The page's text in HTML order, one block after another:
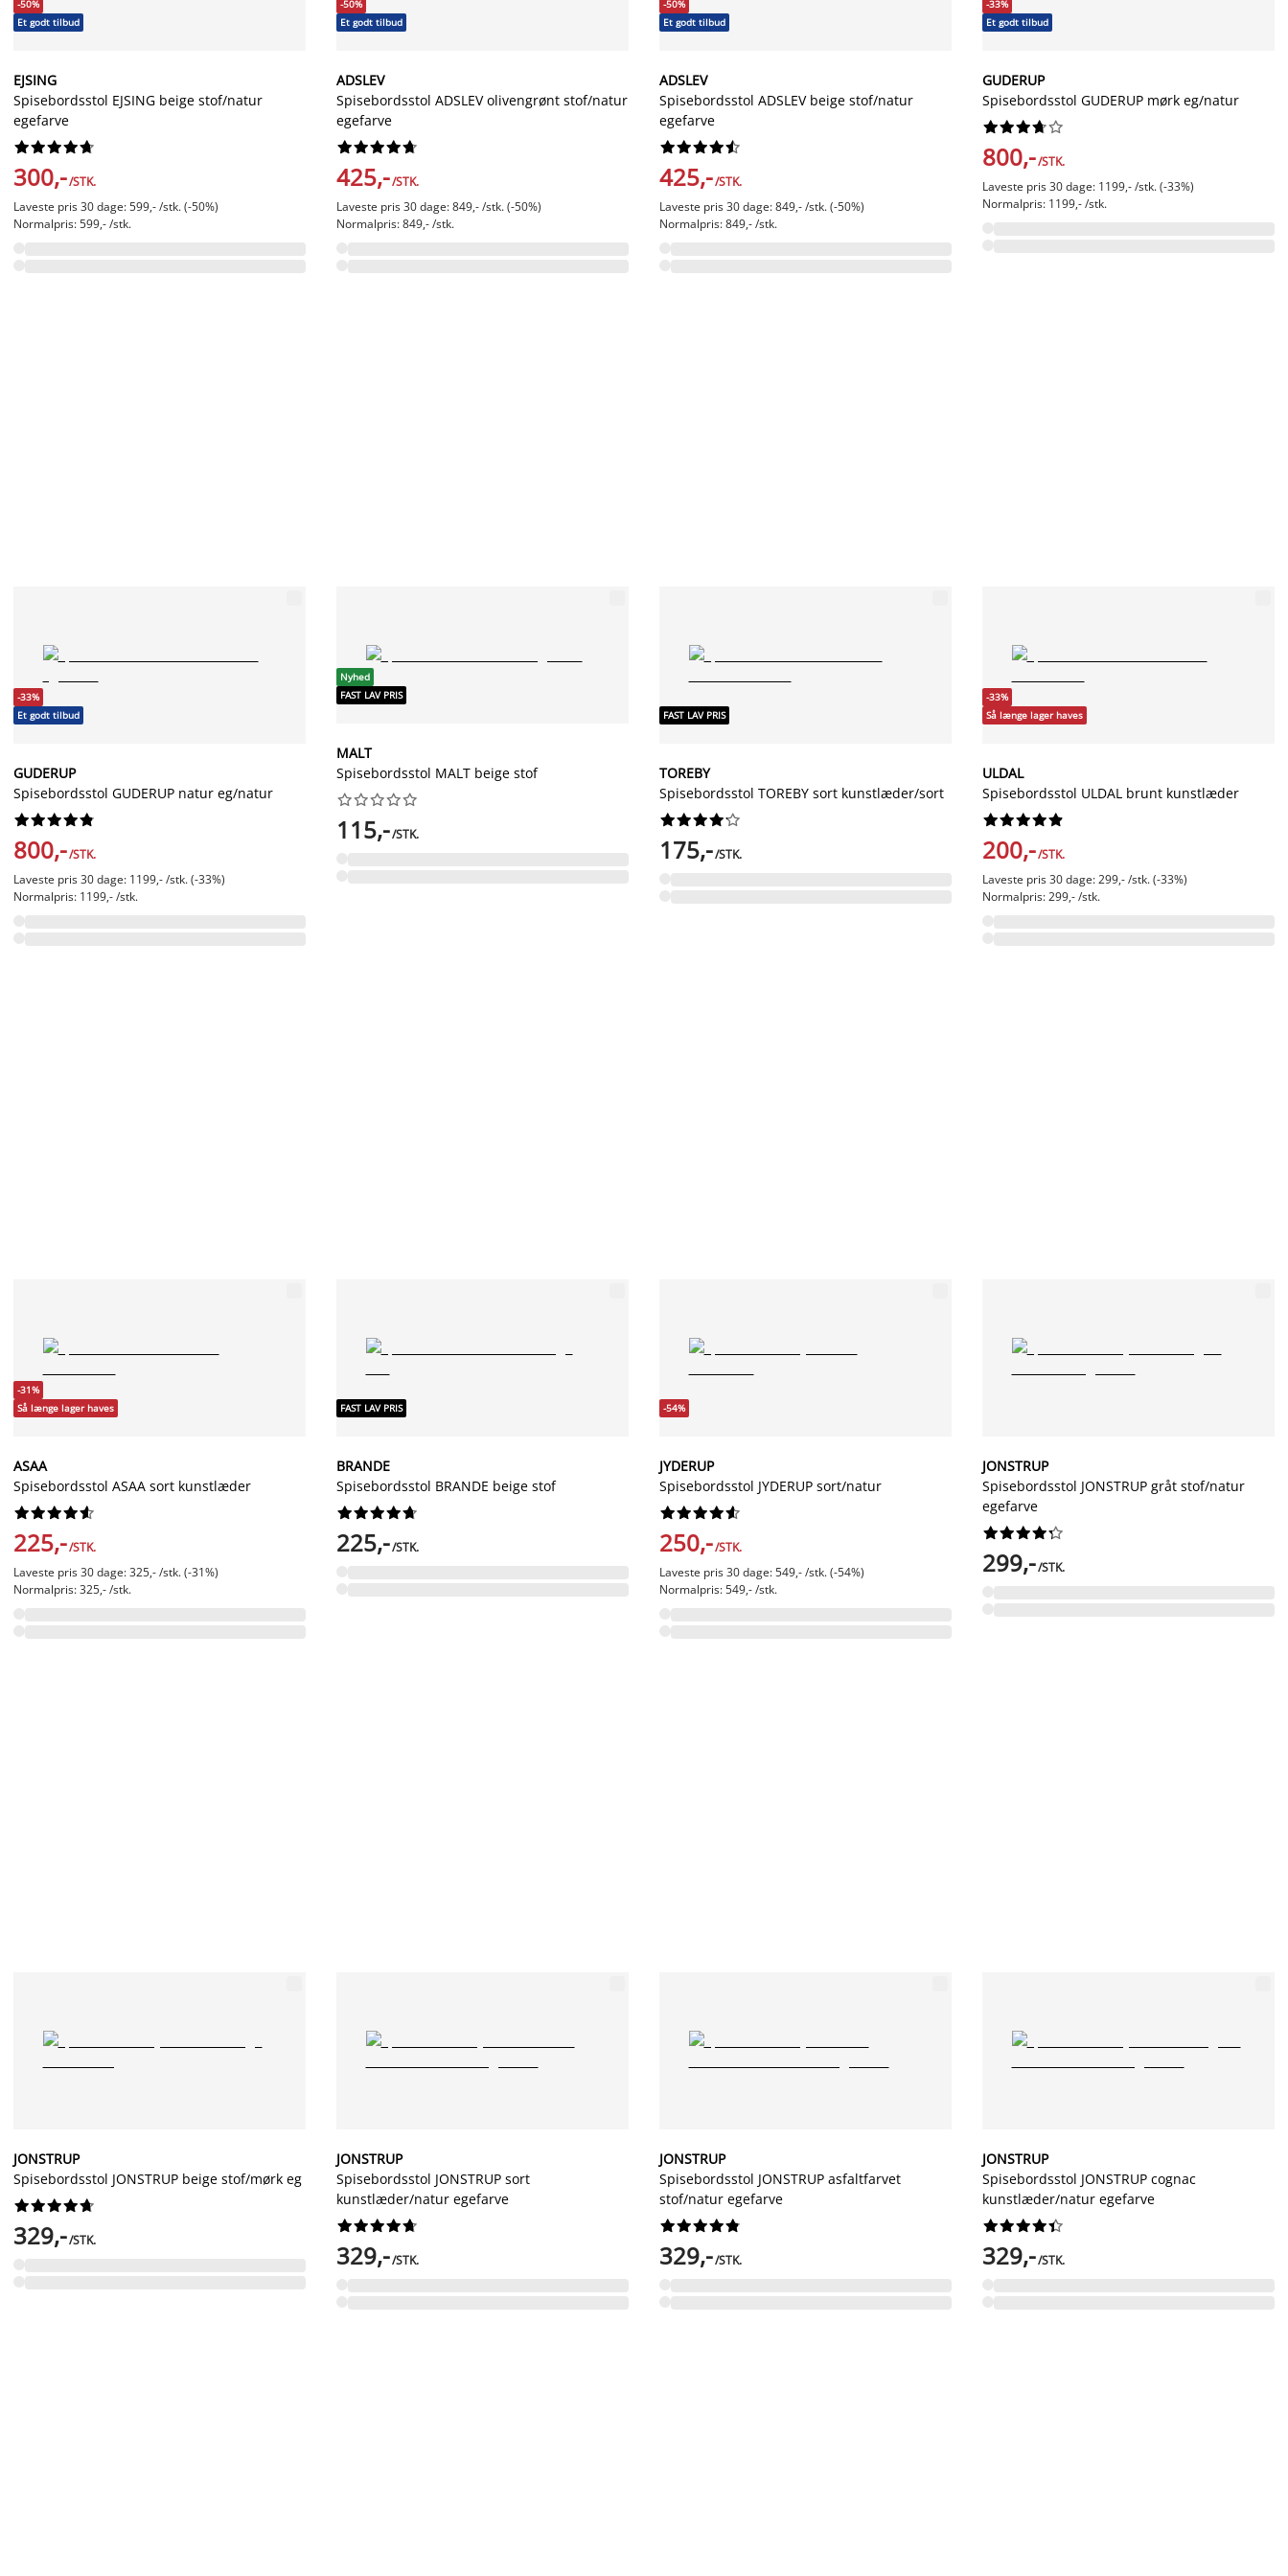
-50%
Et godt tilbud
EJSING
Spisebordsstol EJSING beige stof/natur
egefarve






300,-/STK.
Laveste pris 30 dage: 599,- /stk. (-50%)
Normalpris: 599,- /stk.
-50%
Et godt tilbud
ADSLEV
Spisebordsstol ADSLEV olivengrønt stof/natur
egefarve






425,-/STK.
Laveste pris 30 dage: 849,- /stk. (-50%)
Normalpris: 849,- /stk.
-50%
Et godt tilbud
ADSLEV
Spisebordsstol ADSLEV beige stof/natur
egefarve






425,-/STK.
Laveste pris 30 dage: 849,- /stk. (-50%)
Normalpris: 849,- /stk.
-33%
Et godt tilbud
GUDERUP
Spisebordsstol GUDERUP mørk eg/natur






800,-/STK.
Laveste pris 30 dage: 1199,- /stk. (-33%)
Normalpris: 1199,- /stk.
-33%
Et godt tilbud
GUDERUP
Spisebordsstol GUDERUP natur eg/natur






800,-/STK.
Laveste pris 30 dage: 1199,- /stk. (-33%)
Normalpris: 1199,- /stk.
Nyhed
FAST LAV PRIS
MALT
Spisebordsstol MALT beige stof






115,-/STK.
FAST LAV PRIS
TOREBY
Spisebordsstol TOREBY sort kunstlæder/sort






175,-/STK.
-33%
Så længe lager haves
ULDAL
Spisebordsstol ULDAL brunt kunstlæder






200,-/STK.
Laveste pris 30 dage: 299,- /stk. (-33%)
Normalpris: 299,- /stk.
-31%
Så længe lager haves
ASAA
Spisebordsstol ASAA sort kunstlæder






225,-/STK.
Laveste pris 30 dage: 325,- /stk. (-31%)
Normalpris: 325,- /stk.
FAST LAV PRIS
BRANDE
Spisebordsstol BRANDE beige stof






225,-/STK.
-54%
JYDERUP
Spisebordsstol JYDERUP sort/natur






250,-/STK.
Laveste pris 30 dage: 549,- /stk. (-54%)
Normalpris: 549,- /stk.
JONSTRUP
Spisebordsstol JONSTRUP gråt stof/natur
egefarve






299,-/STK.
JONSTRUP
Spisebordsstol JONSTRUP beige stof/mørk eg






329,-/STK.
JONSTRUP
Spisebordsstol JONSTRUP sort
kunstlæder/natur egefarve






329,-/STK.
JONSTRUP
Spisebordsstol JONSTRUP asfaltfarvet
stof/natur egefarve






329,-/STK.
JONSTRUP
Spisebordsstol JONSTRUP cognac
kunstlæder/natur egefarve






329,-/STK.